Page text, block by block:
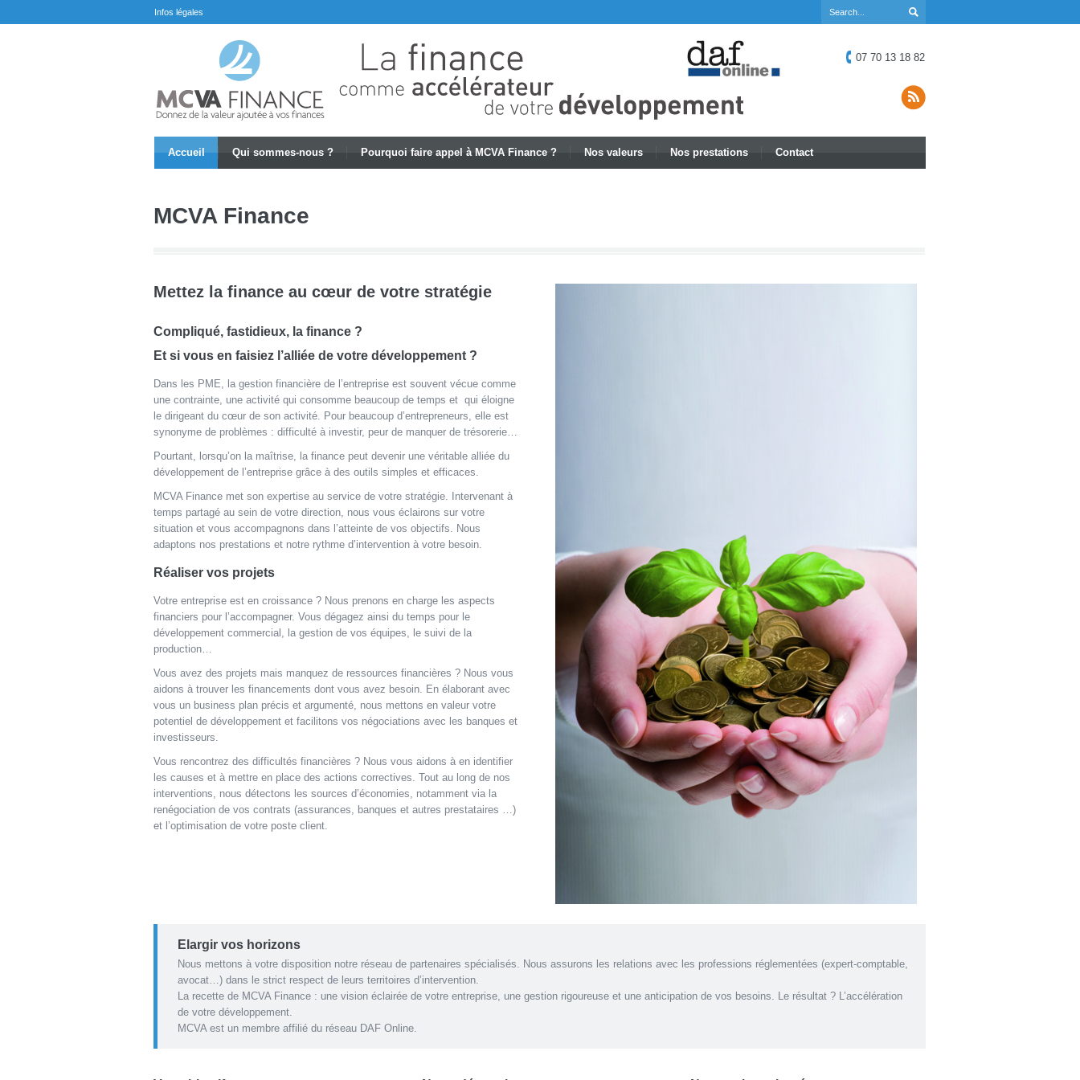
Infos légales
07 70 13 18 82
Accueil Qui sommes-nous ? Pourquoi faire appel à MCVA Finance ? Nos valeurs Nos prestations Contact
MCVA Finance
Mettez la finance au cœur de votre stratégie
Compliqué, fastidieux, la finance ?
Et si vous en faisiez l’alliée de votre développement ?
Dans les PME, la gestion financière de l’entreprise est souvent vécue comme
une contrainte, une activité qui consomme beaucoup de temps et qui éloigne
le dirigeant du cœur de son activité. Pour beaucoup d’entrepreneurs, elle est
synonyme de problèmes : difficulté à investir, peur de manquer de trésorerie…
Pourtant, lorsqu’on la maîtrise, la finance peut devenir une véritable alliée du
développement de l’entreprise grâce à des outils simples et efficaces.
MCVA Finance met son expertise au service de votre stratégie. Intervenant à
temps partagé au sein de votre direction, nous vous éclairons sur votre
situation et vous accompagnons dans l’atteinte de vos objectifs. Nous
adaptons nos prestations et notre rythme d’intervention à votre besoin.
Réaliser vos projets
Votre entreprise est en croissance ? Nous prenons en charge les aspects
financiers pour l’accompagner. Vous dégagez ainsi du temps pour le
développement commercial, la gestion de vos équipes, le suivi de la
production…
Vous avez des projets mais manquez de ressources financières ? Nous vous
aidons à trouver les financements dont vous avez besoin. En élaborant avec
vous un business plan précis et argumenté, nous mettons en valeur votre
potentiel de développement et facilitons vos négociations avec les banques et
investisseurs.
Vous rencontrez des difficultés financières ? Nous vous aidons à en identifier
les causes et à mettre en place des actions correctives. Tout au long de nos
interventions, nous détectons les sources d’économies, notamment via la
renégociation de vos contrats (assurances, banques et autres prestataires …)
et l’optimisation de votre poste client.
Elargir vos horizons
Nous mettons à votre disposition notre réseau de partenaires spécialisés. Nous assurons les relations avec les professions réglementées (expert-comptable,
avocat…) dans le strict respect de leurs territoires d’intervention.
La recette de MCVA Finance : une vision éclairée de votre entreprise, une gestion rigoureuse et une anticipation de vos besoins. Le résultat ? L’accélération
de votre développement.
MCVA est un membre affilié du réseau DAF Online.